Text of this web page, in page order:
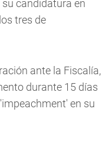
candidatura en
tres de
ante la Fiscalía,
durante 15 días
en su